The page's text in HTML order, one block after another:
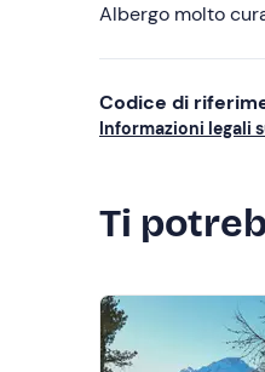
Albergo molto
Codice di
Informazioni legali
Ti